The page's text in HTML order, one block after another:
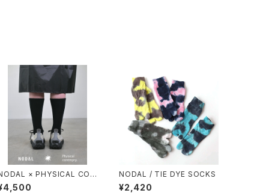
× PHYSICAL CON
NODAL / TIE DYE SOCKS
¥2,420